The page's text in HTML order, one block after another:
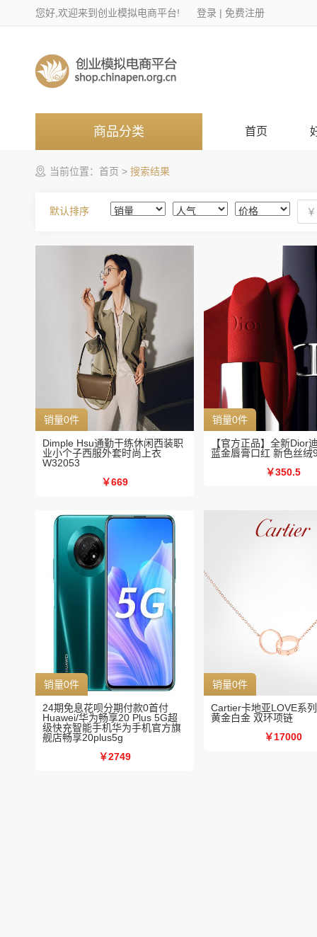
您好,欢迎来到创业模拟电商平台! 登录 | 免费注册
商品分类 首页
当前位置： 首页 > 搜索结果
默认排序
销量0件
Dimple Hsu通勤干练休闲西装职
业小个子西服外套时尚上衣
W32053
￥669
销量0件
【官方正品】全新Dior
蓝金唇膏口红 新色丝绒
￥350.5
销量0件
24期免息花呗分期付款0首付
Huawei/华为畅享20 Plus 5G超
级快充智能手机华为手机官方旗
舰店畅享20plus5g
￥2749
销量0件
Cartier卡地亚LOVE系
黄金白金 双环项链
￥17000